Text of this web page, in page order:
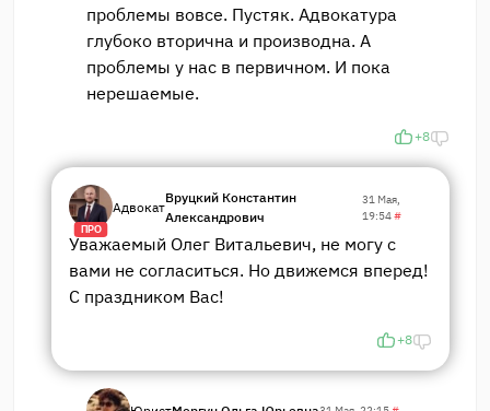
проблемы вовсе. Пустяк. Адвокатура
глубоко вторична и производна. А
проблемы у нас в первичном. И пока
нерешаемые.
+8
ПРО
Адвокат
Вруцкий Константин
Александрович
31 Мая,
19:54#
Уважаемый Олег Витальевич, не могу с
вами не согласиться. Но движемся вперед!
С праздником Вас!
+8